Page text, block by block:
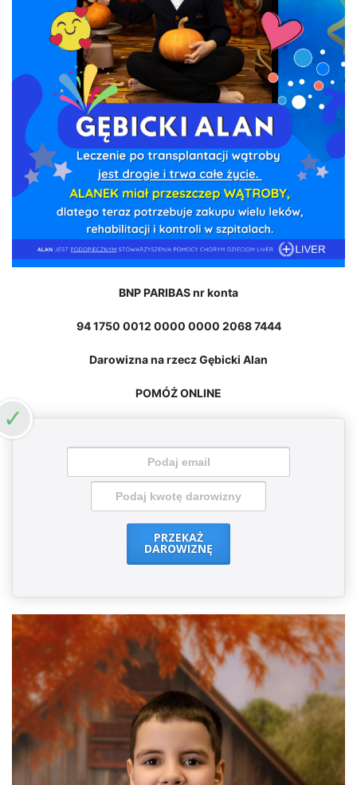
BNP PARIBAS nr konta
94 1750 0012 0000 0000 2068 7444
Darowizna na rzecz Gębicki Alan
POMÓŻ ONLINE
PRZEKAŻ
DAROWIZNĘ